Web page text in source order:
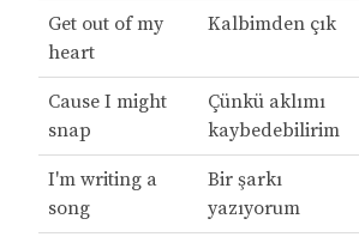
Get out of my
heart
Kalbimden çık
Cause I might
snap
Çünkü aklımı
kaybedebilirim
I'm writing a
song
Bir şarkı
yazıyorum